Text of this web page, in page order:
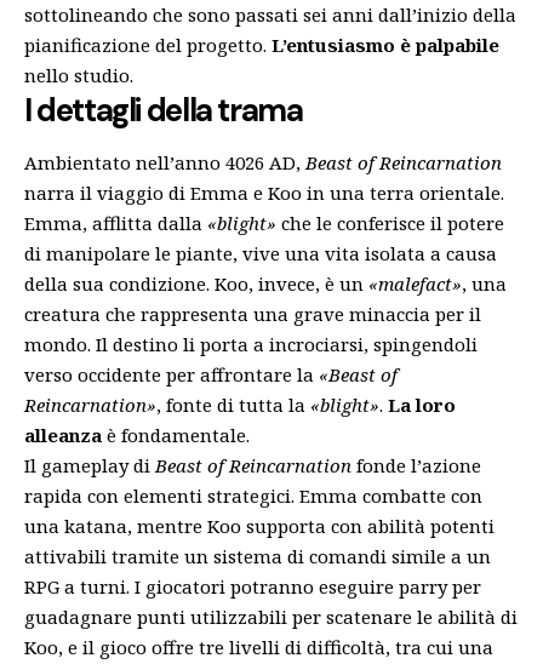
sottolineando che sono passati sei anni dall’inizio della
pianificazione del progetto. L’entusiasmo è palpabile
nello studio.
I dettagli della trama
Ambientato nell’anno 4026 AD,Beast of Reincarnation
narra il viaggio di Emma e Koo in una terra orientale.
Emma, afflitta dalla «blight» che le conferisce il potere
di manipolare le piante, vive una vita isolata a causa
della sua condizione. Koo, invece, è un «malefact», una
creatura che rappresenta una grave minaccia per il
mondo. Il destino li porta a incrociarsi, spingendoli
verso occidente per affrontare la «Beast of
Reincarnation», fonte di tutta la «blight». La loro
alleanza è fondamentale.
Il gameplay diBeast of Reincarnation fonde l’azione
rapida con elementi strategici. Emma combatte con
una katana, mentre Koo supporta con abilità potenti
attivabili tramite un sistema di comandi simile a un
RPG a turni. I giocatori potranno eseguire parry per
guadagnare punti utilizzabili per scatenare le abilità di
Koo, e il gioco offre tre livelli di difficoltà, tra cui una